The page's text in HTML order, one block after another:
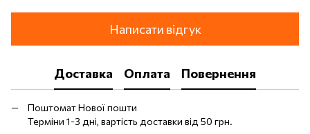
Написати відгук
Доставка Оплата Повернення
Поштомат Нової пошти
Терміни 1-3 дні, вартість доставки від 50 грн.